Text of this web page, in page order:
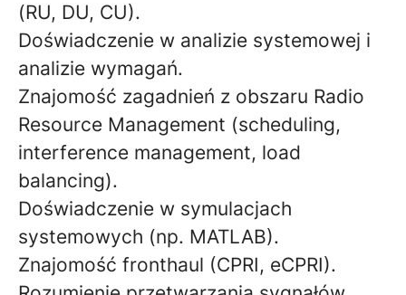
(RU, DU, CU).
Doświadczenie w analizie systemowej i
analizie wymagań.
Znajomość zagadnień z obszaru Radio
Resource Management (scheduling,
interference management, load
balancing).
Doświadczenie w symulacjach
systemowych (np. MATLAB).
Znajomość fronthaul (CPRI, eCPRI).